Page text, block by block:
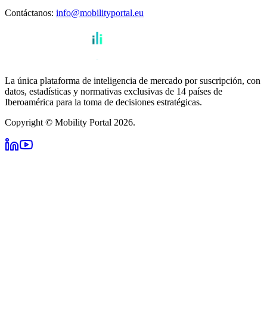
Contáctanos: info@mobilityportal.eu
La única plataforma de inteligencia de mercado por suscripción, con
datos, estadísticas y normativas exclusivas de 14 países de
Iberoamérica para la toma de decisiones estratégicas.
Copyright © Mobility Portal 2026.